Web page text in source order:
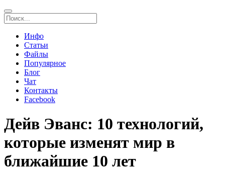
Инфо
Статьи
Файлы
Популярное
Блог
Чат
Контакты
Facebook
Дейв Эванс: 10 технологий,
которые изменят мир в
ближайшие 10 лет